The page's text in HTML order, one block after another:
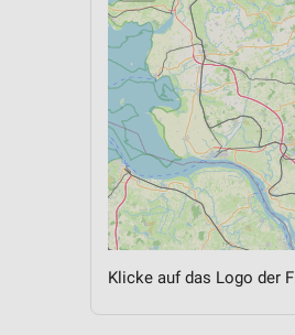
Klicke auf das Logo der